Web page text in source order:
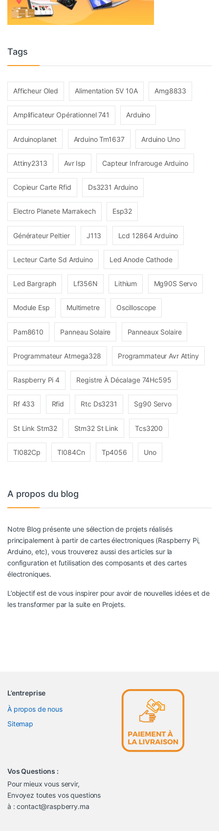
Tags
Afficheur Oled Alimentation 5V 10A Amg8833
Amplificateur Opérationnel 741 Arduino
Arduinoplanet Arduino Tm1637 Arduino Uno
Attiny2313 Avr Isp Capteur Infrarouge Arduino
Copieur Carte Rfid Ds3231 Arduino
Electro Planete Marrakech Esp32
Générateur Peltier J113 Lcd 12864 Arduino
Lecteur Carte Sd Arduino Led Anode Cathode
Led Bargraph Lf356N Lithium Mg90S Servo
Module Esp Multimetre Oscilloscope
Pam8610 Panneau Solaire Panneaux Solaire
Programmateur Atmega328 Programmateur Avr Attiny
Raspberry Pi 4 Registre À Décalage 74Hc595
Rf 433 Rfid Rtc Ds3231 Sg90 Servo
St Link Stm32 Stm32 St Link Tcs3200
Tl082Cp Tl084Cn Tp4056 Uno
A propos du blog
Notre Blog présente une sélection de projets réalisés
principalement à partir de cartes électroniques (Raspberry Pi,
Arduino, etc), vous trouverez aussi des articles sur la
configuration et l’utilisation des composants et des cartes
électroniques.
L’objectif est de vous inspirer pour avoir de nouvelles idées et de
les transformer par la suite en Projets.
L’entreprise
À propos de nous
Sitemap
Vos Questions :
Pour mieux vous servir,
Envoyez toutes vos questions
à : contact@raspberry.ma